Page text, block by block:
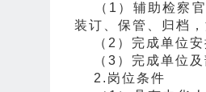
（1）辅助检察官
装订、保管、归档
（2）完成单位安
（3）完成单位及
2.岗位条件